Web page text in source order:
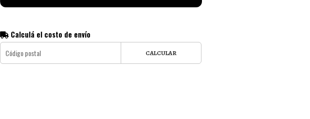
Calculá el costo de envío
CALCULAR